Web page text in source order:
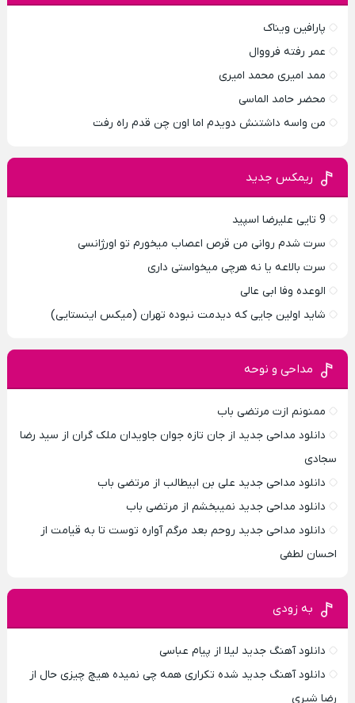
پارافين ویناک
عمر رفته فرووال
ممد امیری محمد امیری
محضر حامد الماسی
من واسه داشتنش دویدم اما اون چن قدم راه رفت
ریمکس جدید
9 تایی علیرضا اسپید
سرت شدم روانی من قرص اعصاب میخورم تو اورژانسی
سرت بالاعه یا نه هرچی میخواستی داری
الوعده وفا ابی عالی
شاید اولین جایی که دیدمت نبوده تهران (میکس اینستایی)
مداحی و نوحه
ممنونم ازت مرتضی باب
دانلود مداحی جدید از جان تازه جوان جاویدان ملک گران از سید رضا
سجادی
دانلود مداحی جدید علی بن ابیطالب از مرتضی باب
دانلود مداحی جدید نمیبخشم از مرتضی باب
دانلود مداحی جدید روحم بعد مرگم آواره توست تا به قیامت از
احسان لطفی
به زودی
دانلود آهنگ جدید لیلا از پیام عباسی
دانلود آهنگ جدید شده تکراری همه چی نمیده هیچ چیزی حال از
رضا شیری